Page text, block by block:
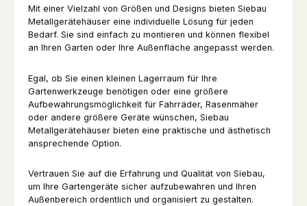
Mit einer Vielzahl von Größen und Designs bieten Siebau
Metallgerätehäuser eine individuelle Lösung für jeden
Bedarf. Sie sind einfach zu montieren und können flexibel
an Ihren Garten oder Ihre Außenfläche angepasst werden.
Egal, ob Sie einen kleinen Lagerraum für Ihre
Gartenwerkzeuge benötigen oder eine größere
Aufbewahrungsmöglichkeit für Fahrräder, Rasenmäher
oder andere größere Geräte wünschen, Siebau
Metallgerätehäuser bieten eine praktische und ästhetisch
ansprechende Option.
Vertrauen Sie auf die Erfahrung und Qualität von Siebau,
um Ihre Gartengeräte sicher aufzubewahren und Ihren
Außenbereich ordentlich und organisiert zu gestalten.